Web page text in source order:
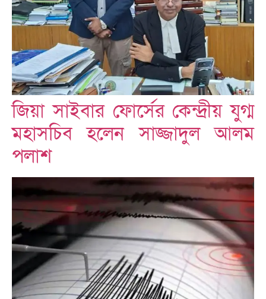
জিয়া সাইবার ফোর্সের কেন্দ্রীয় যুগ্ম
মহাসচিব হলেন সাজ্জাদুল আলম
পলাশ